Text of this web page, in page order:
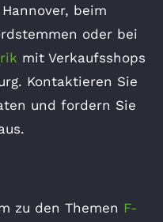
beim
oder bei
mit Verkaufsshops
Kontaktieren Sie
und fordern Sie
zu den Themen F-